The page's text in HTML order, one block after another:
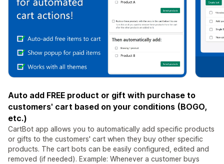
Auto add FREE product or gift with purchase to
customers' cart based on your conditions (BOGO,
etc.)
CartBot app allows you to automatically add specific products
or gifts to the customers' cart when they buy other specific
products. The cart bots can be easily configured, edited and
removed (if needed). Example: Whenever a customer buys